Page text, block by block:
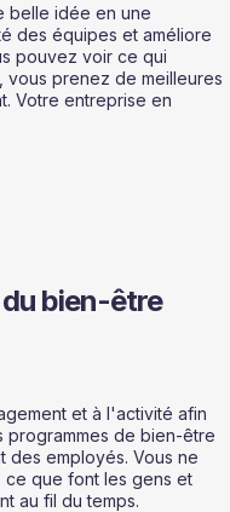
belle idée en une
des équipes et améliore
pouvez voir ce qui
prenez de meilleures
Votre entreprise en
bien-être
et à l'activité afin
programmes de bien-être
des employés. Vous ne
que font les gens et
au fil du temps.